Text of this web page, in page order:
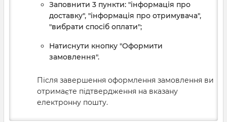
Заповнити 3 пункти: "інформація про
доставку", "інформація про отримувача",
"вибрати спосіб оплати";
Натиснути кнопку "Оформити
замовлення".
Після завершення оформлення замовлення ви
отримаєте підтвердження на вказану
електронну пошту.